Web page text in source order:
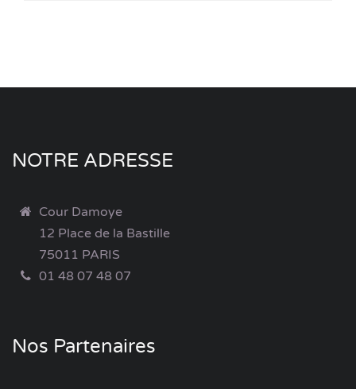
NOTRE ADRESSE
Cour Damoye
12 Place de la Bastille
75011 PARIS
01 48 07 48 07
Nos Partenaires